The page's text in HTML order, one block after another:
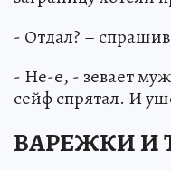
- Отдал? –
- Не-е, - зевает
сейф спрятал. И
ВАРЕЖКИ И